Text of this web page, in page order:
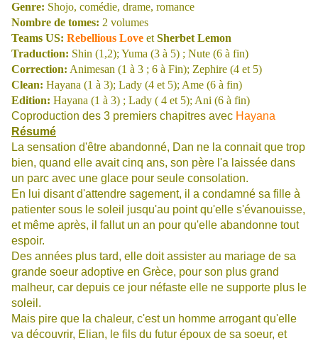
Genre: Shojo, comédie, drame, romance
Nombre de tomes: 2 volumes
Teams US: Rebellious Love et Sherbet Lemon
Traduction: Shin (1,2); Yuma (3 à 5) ; Nute (6 à fin)
Correction: Animesan (1 à 3 ; 6 à Fin); Zephire (4 et 5)
Clean: Hayana (1 à 3); Lady (4 et 5); Ame (6 à fin)
Edition: Hayana (1 à 3) ; Lady ( 4 et 5); Ani (6 à fin)
Coproduction des 3 premiers chapitres avec Hayana
Résumé
La sensation d'être abandonné, Dan ne la connait que trop
bien, quand elle avait cinq ans, son père l'a laissée dans
un parc avec une glace pour seule consolation.
En lui disant d'attendre sagement, il a condamné sa fille à
patienter sous le soleil jusqu'au point qu'elle s'évanouisse,
et même après, il fallut un an pour qu'elle abandonne tout
espoir.
Des années plus tard, elle doit assister au mariage de sa
grande soeur adoptive en Grèce, pour son plus grand
malheur, car depuis ce jour néfaste elle ne supporte plus le
soleil.
Mais pire que la chaleur, c'est un homme arrogant qu'elle
va découvrir, Elian, le fils du futur époux de sa soeur, et